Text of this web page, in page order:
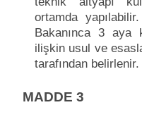
ortamda
Bakanınca 3 aya
ilişkin usul ve
tarafından belirlenir.
MADDE 3